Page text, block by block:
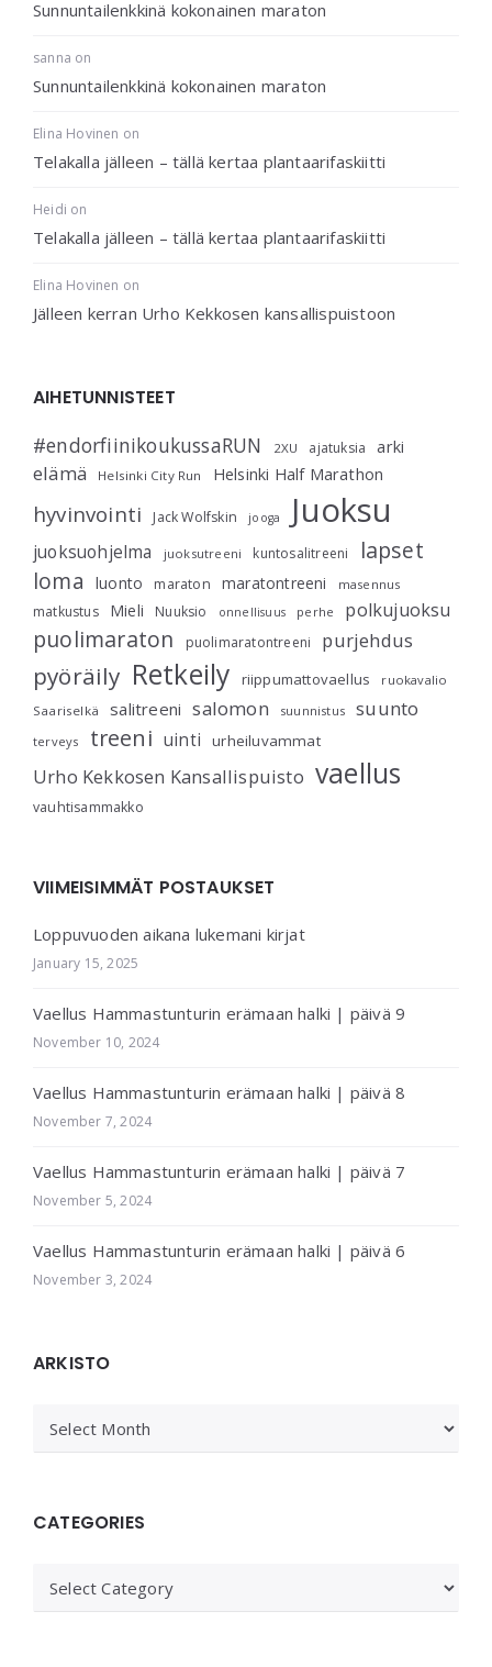
Sunnuntailenkkinä kokonainen maraton
sanna on
Sunnuntailenkkinä kokonainen maraton
Elina Hovinen on
Telakalla jälleen – tällä kertaa plantaarifaskiitti
Heidi on
Telakalla jälleen – tällä kertaa plantaarifaskiitti
Elina Hovinen on
Jälleen kerran Urho Kekkosen kansallispuistoon
AIHETUNNISTEET
#endorfiinikoukussaRUN 2XU ajatuksia arki
elämä Helsinki City Run Helsinki Half Marathon
hyvinvointi Jack Wolfskin jooga Juoksu
juoksuohjelma juoksutreeni kuntosalitreeni
lapset
loma
luonto maraton maratontreeni masennus
matkustus Mieli Nuuksio onnellisuus perhe polkujuoksu
puolimaraton puolimaratontreeni purjehdus
pyöräily Retkeily riippumattovaellus
ruokavalio
Saariselkä
salitreeni salomon suunnistus suunto
terveys treeni uinti urheiluvammat
Urho Kekkosen Kansallispuisto vaellus
vauhtisammakko
VIIMEISIMMÄT POSTAUKSET
Loppuvuoden aikana lukemani kirjat
January 15, 2025
Vaellus Hammastunturin erämaan halki | päivä 9
November 10, 2024
Vaellus Hammastunturin erämaan halki | päivä 8
November 7, 2024
Vaellus Hammastunturin erämaan halki | päivä 7
November 5, 2024
Vaellus Hammastunturin erämaan halki | päivä 6
November 3, 2024
ARKISTO
CATEGORIES